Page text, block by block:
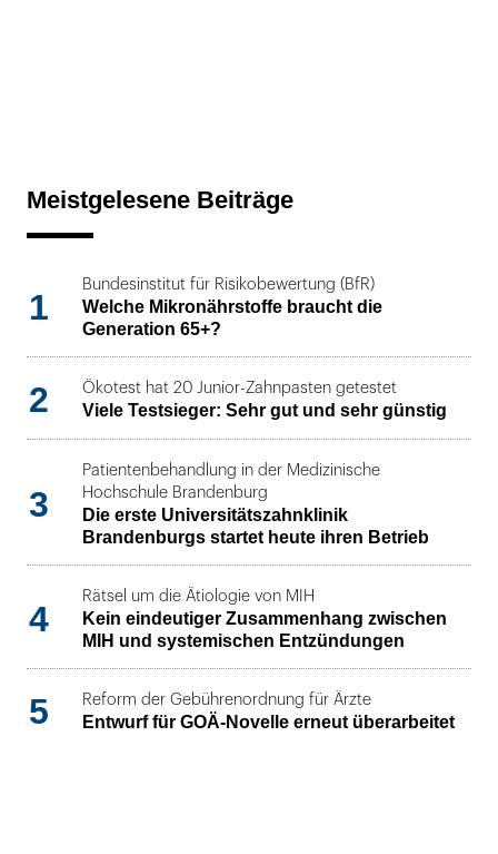
Meistgelesene Beiträge
1
Bundesinstitut für Risikobewertung (BfR)
Welche Mikronährstoffe braucht die
Generation 65+?
2 Ökotest hat 20 Junior-Zahnpasten getestet
Viele Testsieger: Sehr gut und sehr günstig
3
Patientenbehandlung in der Medizinische
Hochschule Brandenburg
Die erste Universitätszahnklinik
Brandenburgs startet heute ihren Betrieb
4
Rätsel um die Ätiologie von MIH
Kein eindeutiger Zusammenhang zwischen
MIH und systemischen Entzündungen
5 Reform der Gebührenordnung für Ärzte
Entwurf für GOÄ-Novelle erneut überarbeitet